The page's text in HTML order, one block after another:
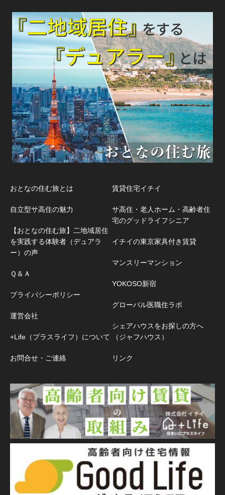
おとなの住む旅とは
自立型サ高住の魅力
【おとなの住む旅】二地域居住
を実践する体験者（デュアラ
ー）の声
Ｑ＆Ａ
プライバシーポリシー
運営会社
+Life（プラスライフ）について
お問合せ・ご連絡
賃貸住宅イチイ
サ高住・老人ホーム・高齢者住
宅のグッドライフシニア
イチイの東京家具付き賃貸
マンスリーマンション
YOKOSO新宿
グローバル医職住ラボ
シェアハウスをお探しの方へ
（ジャフハウス）
リンク